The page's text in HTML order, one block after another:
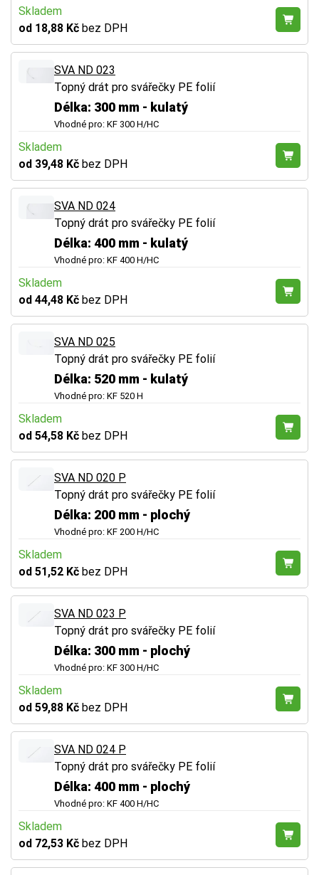
Skladem
od 18,88 Kč bez DPH
SVA ND 023
Topný drát pro svářečky PE folií
Délka: 300 mm - kulatý
Vhodné pro: KF 300 H/HC
Skladem
od 39,48 Kč bez DPH
SVA ND 024
Topný drát pro svářečky PE folií
Délka: 400 mm - kulatý
Vhodné pro: KF 400 H/HC
Skladem
od 44,48 Kč bez DPH
SVA ND 025
Topný drát pro svářečky PE folií
Délka: 520 mm - kulatý
Vhodné pro: KF 520 H
Skladem
od 54,58 Kč bez DPH
SVA ND 020 P
Topný drát pro svářečky PE folií
Délka: 200 mm - plochý
Vhodné pro: KF 200 H/HC
Skladem
od 51,52 Kč bez DPH
SVA ND 023 P
Topný drát pro svářečky PE folií
Délka: 300 mm - plochý
Vhodné pro: KF 300 H/HC
Skladem
od 59,88 Kč bez DPH
SVA ND 024 P
Topný drát pro svářečky PE folií
Délka: 400 mm - plochý
Vhodné pro: KF 400 H/HC
Skladem
od 72,53 Kč bez DPH